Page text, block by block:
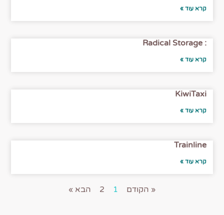
קרא עוד »
: Radical Storage
קרא עוד »
KiwiTaxi
קרא עוד »
Trainline
קרא עוד »
« הקודם 1
2 הבא »